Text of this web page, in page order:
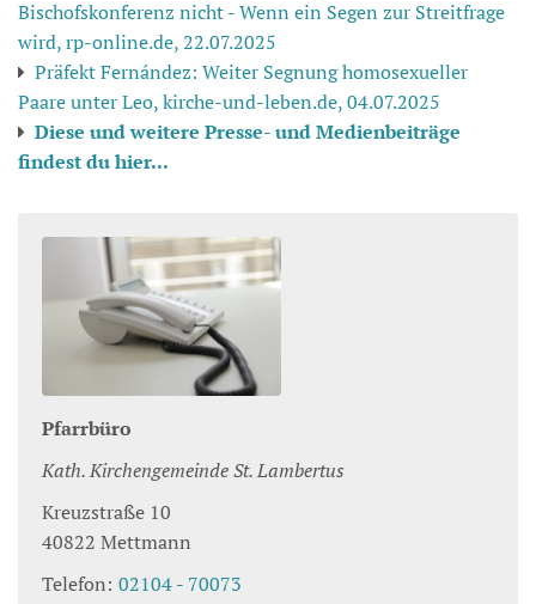
Bischofskonferenz nicht - Wenn ein Segen zur Streitfrage
wird, rp-online.de, 22.07.2025
Präfekt Fernández: Weiter Segnung homosexueller
Paare unter Leo, kirche-und-leben.de, 04.07.2025
Diese und weitere Presse- und Medienbeiträge
findest du hier...
Pfarrbüro
Kath. Kirchengemeinde St. Lambertus
Kreuzstraße 10
40822 Mettmann
Telefon: 02104 - 70073